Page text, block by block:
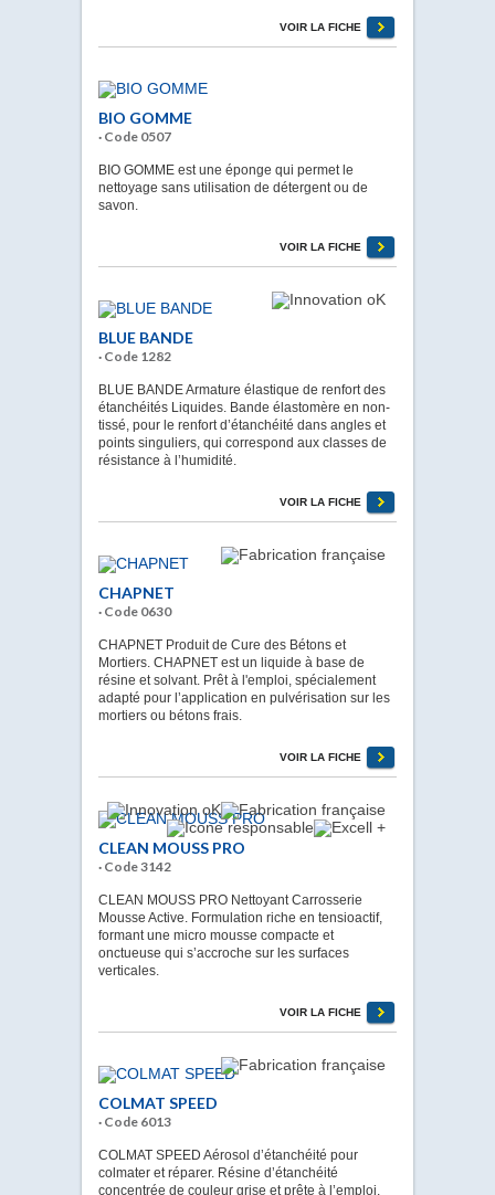
VOIR LA FICHE
BIO GOMME
· Code 0507
BIO GOMME est une éponge qui permet le
nettoyage sans utilisation de détergent ou de
savon.
VOIR LA FICHE
BLUE BANDE
· Code 1282
BLUE BANDE Armature élastique de renfort des
étanchéités Liquides. Bande élastomère en non-
tissé, pour le renfort d’étanchéité dans angles et
points singuliers, qui correspond aux classes de
résistance à l’humidité.
VOIR LA FICHE
CHAPNET
· Code 0630
CHAPNET Produit de Cure des Bétons et
Mortiers. CHAPNET est un liquide à base de
résine et solvant. Prêt à l'emploi, spécialement
adapté pour l’application en pulvérisation sur les
mortiers ou bétons frais.
VOIR LA FICHE
CLEAN MOUSS PRO
· Code 3142
CLEAN MOUSS PRO Nettoyant Carrosserie
Mousse Active. Formulation riche en tensioactif,
formant une micro mousse compacte et
onctueuse qui s’accroche sur les surfaces
verticales.
VOIR LA FICHE
COLMAT SPEED
· Code 6013
COLMAT SPEED Aérosol d’étanchéité pour
colmater et réparer. Résine d’étanchéité
concentrée de couleur grise et prête à l’emploi.